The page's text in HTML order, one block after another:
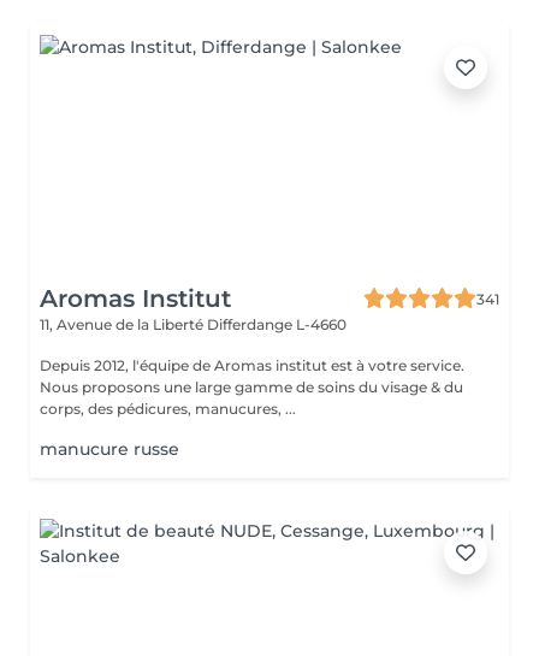
Aromas Institut
341
11, Avenue de la Liberté Differdange L-4660
Depuis 2012, l'équipe de Aromas institut est à votre service.
Nous proposons une large gamme de soins du visage & du
corps, des pédicures, manucures, ...
manucure russe